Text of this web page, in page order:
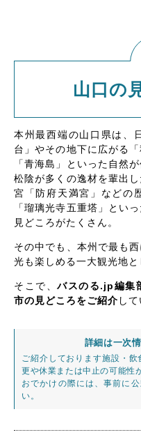
山口の
本州最西端の山口県は、
台」やその地下に広がる
「青海島」といった自然
松陰が多くの逸材を輩出
宮「防府天満宮」などの
「瑠璃光寺五重塔」とい
見どころがたくさん。
その中でも、本州で最も
光も楽しめる一大観光地と
そこで、バスのる.jp編集
市の見どころをご紹介 し
詳細は一次
ご紹介しております施設・
更や休業または中止の可能性
おでかけの際には、事前に
い。